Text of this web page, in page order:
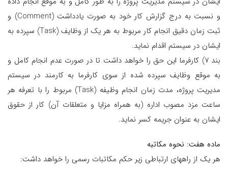
و نسبت به درج گزارش کار خود به صورت یادداشت (Comment) و
ثبت زمان دقیق انجام کار مربوط به هر یک از وظایف (Task) سپرده به
ایشان در سیستم اقدام نماید.
بند 7) کارفرما این حق را خواهد داشت تا در صورت عدم انجام کامل و
به موقع وظایف سپرده شده از سوی کارفرما به کارمند در سیستم
مدیریت پروژه، مدت زمان انجام وظیفه (Task) مربوط را با تعرفه هر
ساعت مزد مصوب اداره (به همراه مزایا و متعلقات آن) کار از حقوق
ایشان به عنوان جریمه کسر نماید.
ماده هفت: نحوه مکاتبه
هر یک از راههای ارتباطی زیر حکم مکاتبات رسمی را خواهد داشت: